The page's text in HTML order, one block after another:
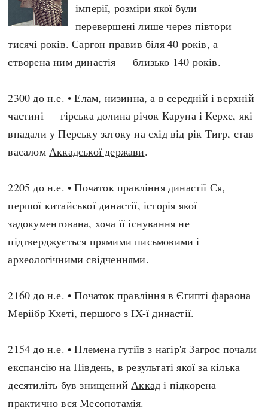
імперії, розміри якої були
перевершені лише через півтори
тисячі років. Саргон правив біля 40 років, а
створена ним династія — близько 140 років.
2300 до н.е. • Елам, низинна, а в середній і верхній
частині — гірська долина річок Каруна і Керхе, які
впадали у Перську затоку на схід від рік Тигр, став
васаломАккадської держави.
2205 до н.е. • Початок правління династії Ся,
першої китайської династії, історія якої
задокументована, хоча її існування не
підтверджується прямими письмовими і
археологічними свідченнями.
2160 до н.е. • Початок правління в Єгипті фараона
Меріібр Кхеті, першого з IX-ї династії.
2154 до н.е. • Племена гутіїв з нагір'я Загрос почали
експансію на Південь, в результаті якої за кілька
десятиліть був знищенийАккад і підкорена
практично вся Месопотамія.